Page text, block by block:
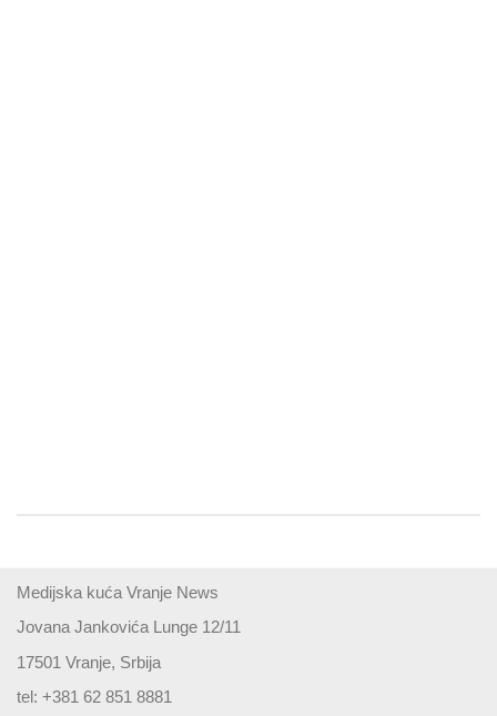
Medijska kuća Vranje News
Jovana Jankovića Lunge 12/11
17501 Vranje, Srbija
tel: +381 62 851 8881